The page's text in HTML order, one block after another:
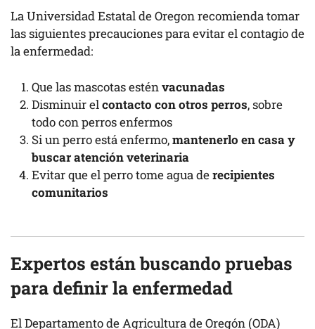
La Universidad Estatal de Oregon recomienda tomar
las siguientes precauciones para evitar el contagio de
la enfermedad:
Que las mascotas estén vacunadas
Disminuir elcontacto con otros perros, sobre
todo con perros enfermos
Si un perro está enfermo,mantenerlo en casa y
buscar atención veterinaria
Evitar que el perro tome agua derecipientes
comunitarios
Expertos están buscando pruebas
para definir la enfermedad
El Departamento de Agricultura de Oregón (ODA)